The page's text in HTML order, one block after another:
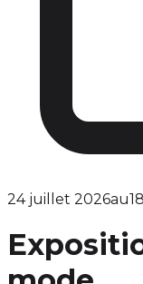
24 juillet 2026au